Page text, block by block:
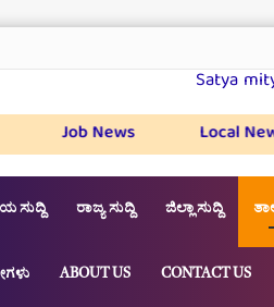
Job News Local News
ಸುದ್ದಿ ರಾಜ್ಯ ಸುದ್ದಿ ಜಿಲ್ಲಾ ಸುದ್ದಿ
ABOUT US CONTACT US